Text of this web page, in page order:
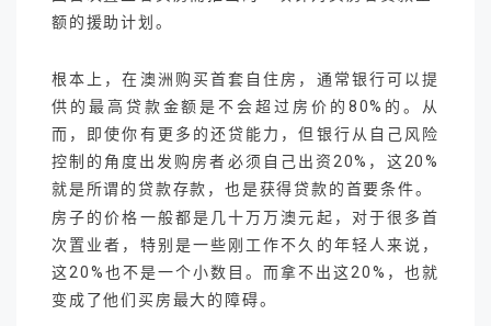
额的援助计划。
根本上，在澳洲购买首套自住房，通常银行可以提
供的最高贷款金额是不会超过房价的80%的。从
而，即使你有更多的还贷能力，但银行从自己风险
控制的角度出发购房者必须自己出资20%，这20%
就是所谓的贷款存款，也是获得贷款的首要条件。
房子的价格一般都是几十万万澳元起，对于很多首
次置业者，特别是一些刚工作不久的年轻人来说，
这20%也不是一个小数目。而拿不出这20%，也就
变成了他们买房最大的障碍。